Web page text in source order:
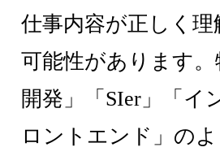
仕事内容が正しく
可能性があります
開発」「SIer」「イ
ロントエンド」の